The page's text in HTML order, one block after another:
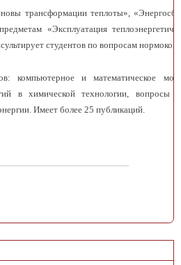
трансформации теплоты»,
«Эксплуатация
студентов по вопросам
компьютерное и математическое
в химической технологии, вопросы
Имеет более 25 публикаций.